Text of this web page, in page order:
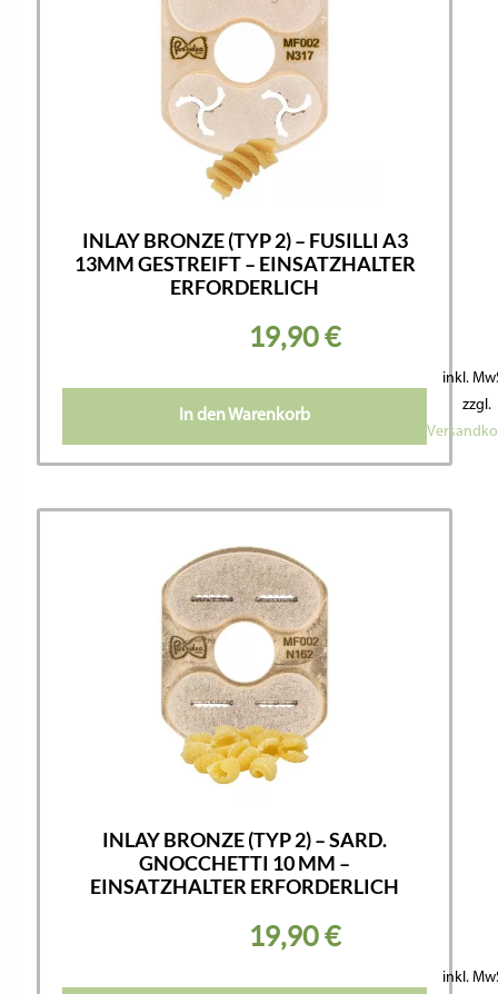
INLAY BRONZE (TYP 2) – FUSILLI A3
13MM GESTREIFT – EINSATZHALTER
ERFORDERLICH
19,90€
In den Warenkorb
inkl.
zzgl.
INLAY BRONZE (TYP 2) – SARD.
GNOCCHETTI 10 MM –
EINSATZHALTER ERFORDERLICH
19,90€
inkl.